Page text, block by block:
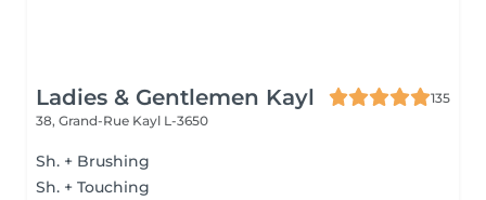
Ladies & Gentlemen Kayl
135
38, Grand-Rue Kayl L-3650
Sh. + Brushing
Sh. + Touching